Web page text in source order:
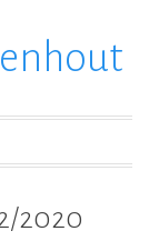
2020